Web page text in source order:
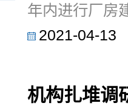
年内进行厂房
2021-04-13
机构扎堆调